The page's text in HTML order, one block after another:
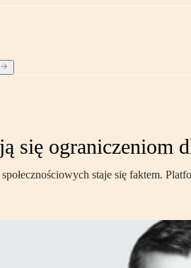
się ograniczeniom
staje się faktem.